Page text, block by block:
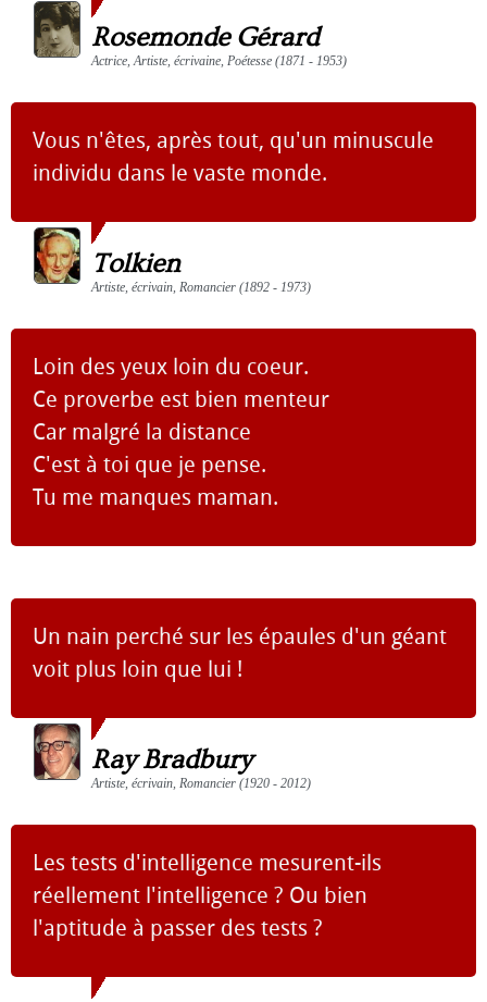
Rosemonde Gérard
Actrice, Artiste, écrivaine, Poétesse (1871 - 1953)
Vous n'êtes, après tout, qu'un minuscule
individu dans le vaste monde.
Tolkien
Artiste, écrivain, Romancier (1892 - 1973)
Loin des yeux loin du coeur.
Ce proverbe est bien menteur
Car malgré la distance
C'est à toi que je pense.
Tu me manques maman.
Un nain perché sur les épaules d'un géant
voit plus loin que lui !
Ray Bradbury
Artiste, écrivain, Romancier (1920 - 2012)
Les tests d'intelligence mesurent-ils
réellement l'intelligence ? Ou bien
l'aptitude à passer des tests ?